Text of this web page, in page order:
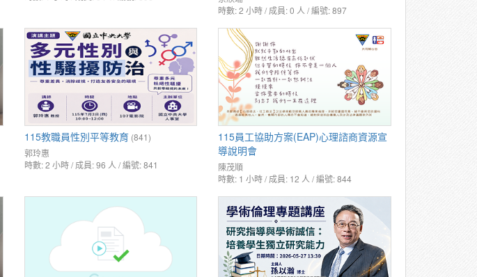
時數: 2 小時 / 成員: 0 人 / 編號: 897
115教職員性別平等教育(841)
郭玲惠
時數: 2 小時 / 成員: 96 人 / 編號: 841
115員工協助方案(EAP)心理諮商資源宣
導說明會
陳茂順
時數: 1 小時 / 成員: 12 人 / 編號: 844